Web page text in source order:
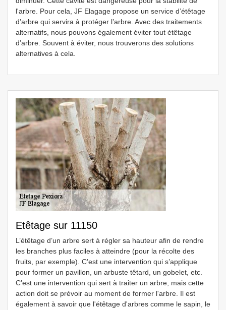
l'arbre. Pour cela, JF Elagage propose un service d’étêtage
d’arbre qui servira à protéger l’arbre. Avec des traitements
alternatifs, nous pouvons également éviter tout étêtage
d’arbre. Souvent à éviter, nous trouverons des solutions
alternatives à cela.
Etêtage sur 11150
L’étêtage d’un arbre sert à régler sa hauteur afin de rendre
les branches plus faciles à atteindre (pour la récolte des
fruits, par exemple). C’est une intervention qui s’applique
pour former un pavillon, un arbuste têtard, un gobelet, etc.
C’est une intervention qui sert à traiter un arbre, mais cette
action doit se prévoir au moment de former l'arbre. Il est
également à savoir que l'étêtage d'arbres comme le sapin, le